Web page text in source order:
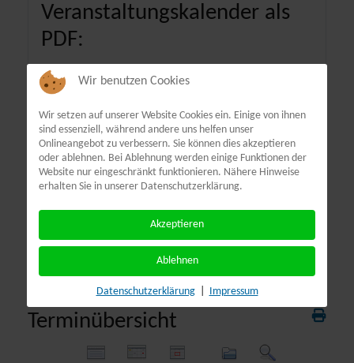
Veranstaltungskalender als
PDF:
Terminübersicht
Wir benutzen Cookies
Wir setzen auf unserer Website Cookies ein. Einige von ihnen
sind essenziell, während andere uns helfen unser
Onlineangebot zu verbessern. Sie können dies akzeptieren
oder ablehnen. Bei Ablehnung werden einige Funktionen der
Website nur eingeschränkt funktionieren. Nähere Hinweise
erhalten Sie in unserer Datenschutzerklärung.
Akzeptieren
Ablehnen
Datenschutzerklärung Impressum